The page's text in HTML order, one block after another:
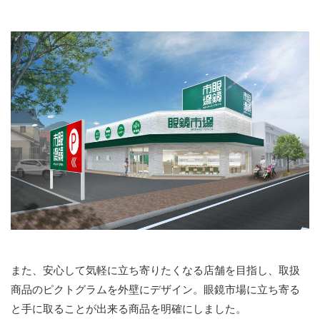
また、安心して気軽に立ち寄りたくなる店舗を目指し、取扱
商品のピクトグラムを外壁にデザイン。眼鏡市場に立ち寄る
と手に取ることが出来る商品を明確にしました。